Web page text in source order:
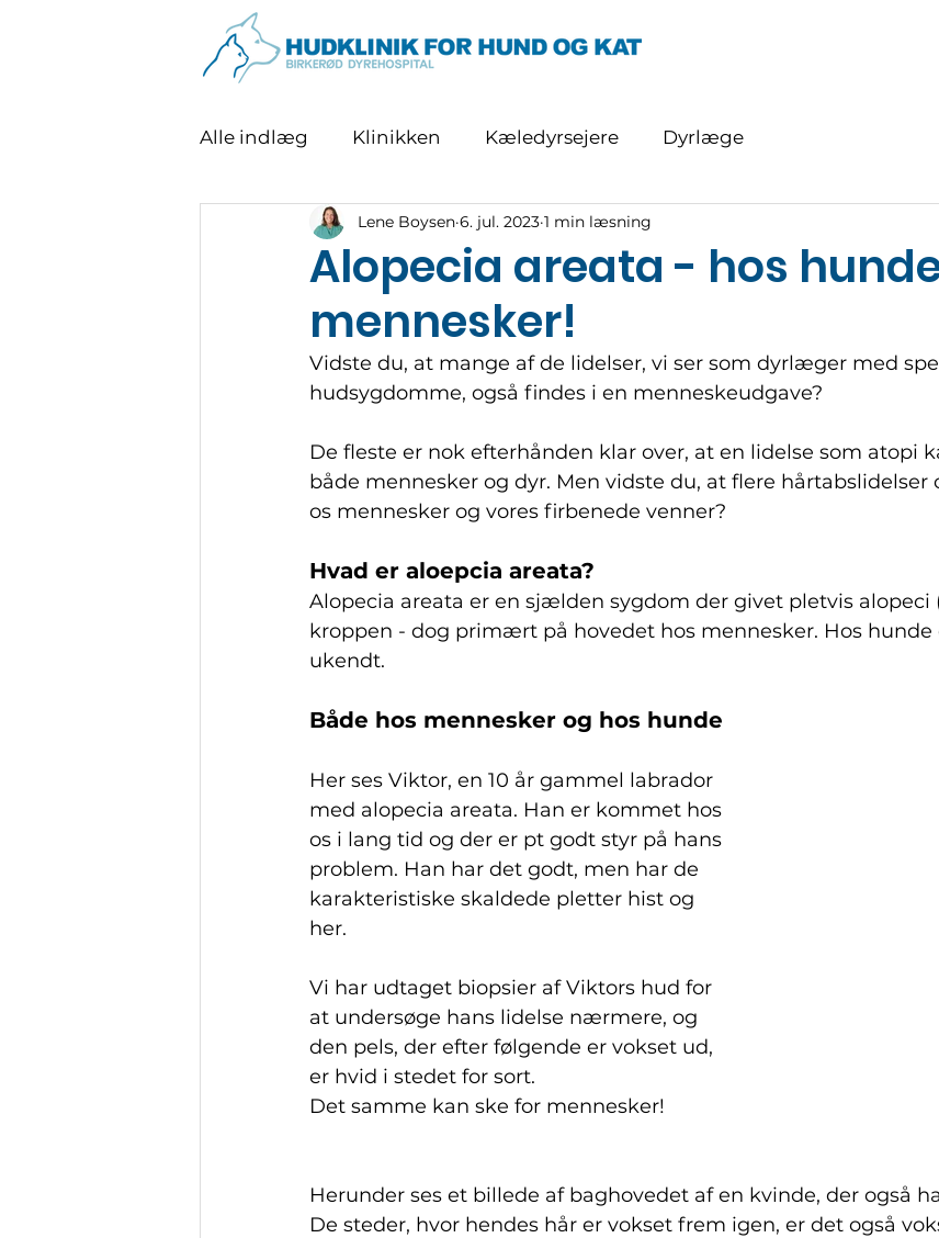
Alle indlæg Klinikken Kæledyrsejere Dyrlæge
Alopecia areata - hos
mennesker!
Lene Boysen 6. jul. 2023 1 min læsning
Vidste du, at mange af de lidelser, vi ser som dyrlæger med
hudsygdomme, også findes i en menneskeudgave?
De fleste er nok efterhånden klar over, at en lidelse som atopi
både mennesker og dyr. Men vidste du, at flere hårtabslidelser
os mennesker og vores firbenede venner?
Hvad er aloepcia areata?
Alopecia areata er en sjælden sygdom der givet pletvis alopeci
kroppen - dog primært på hovedet hos mennesker. Hos hunde
ukendt.
Både hos mennesker og hos hunde
Her ses Viktor, en 10 år gammel labrador
med alopecia areata. Han er kommet hos
os i lang tid og der er pt godt styr på hans
problem. Han har det godt, men har de
karakteristiske skaldede pletter hist og
her.
Vi har udtaget biopsier af Viktors hud for
at undersøge hans lidelse nærmere, og
den pels, der efter følgende er vokset ud,
er hvid i stedet for sort.
Det samme kan ske for mennesker!
Herunder ses et billede af baghovedet af en kvinde, der også
De steder, hvor hendes hår er vokset frem igen, er det også